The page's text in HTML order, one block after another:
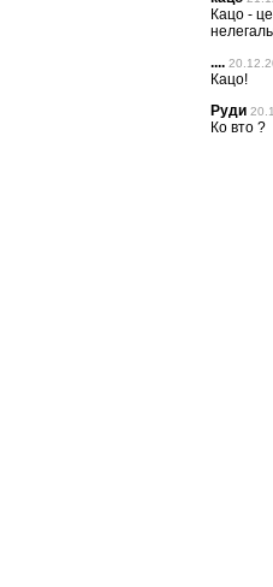
Кацо -
....
Кацо!
Руди
Ко вто ?